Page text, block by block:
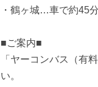
・鶴ヶ城…車で約45分
■ご案内■
「ヤーコンバス（有
い。